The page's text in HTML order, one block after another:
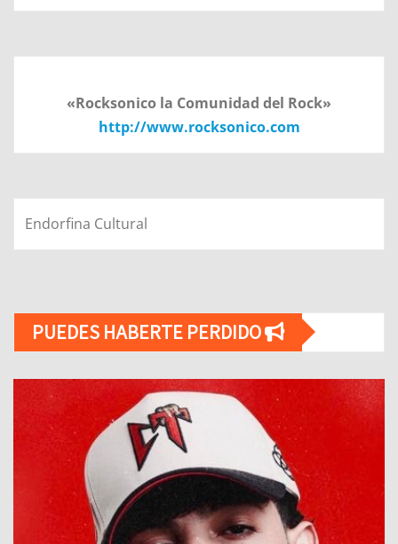
«Rocksonico la Comunidad del Rock»
http://www.rocksonico.com
Endorfina Cultural
PUEDES HABERTE PERDIDO